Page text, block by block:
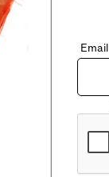
Email